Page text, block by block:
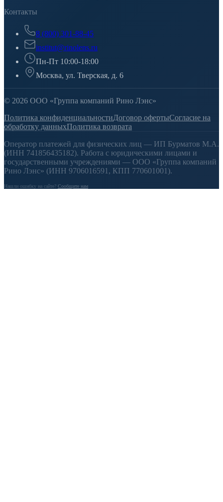
Контакты
8 (800) 301-88-45
institut@rinolens.ru
Пн-Пт 10:00-18:00
Москва, ул. Тверская, д. 6
© 2026 ООО «Группа компаний Рино Лэнс»
Политика конфиденциальностиДоговор офертыСогласие на
обработку данныхПолитика возврата
Оператор платежей для физических лиц — ИП Бурматов М.А.
(ИНН 741856435182). Работа с юридическими лицами и
государственными учреждениями — ООО «Группа компаний
Рино Лэнс» (ИНН 9706016591, КПП 770601001).
Нашли ошибку на сайте? Сообщите нам